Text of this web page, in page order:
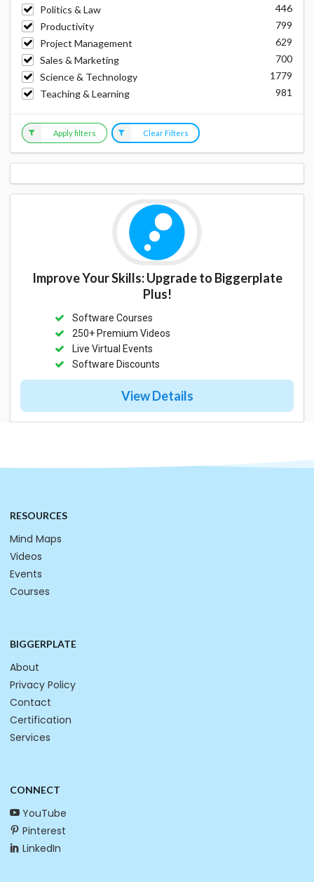
Politics & Law
446
Productivity
799
Project Management
629
Sales & Marketing
700
Science & Technology
1779
Teaching & Learning
981
Apply filters Clear Filters
Improve Your Skills: Upgrade to Biggerplate
Plus!
Software Courses
250+ Premium Videos
Live Virtual Events
Software Discounts
View Details
RESOURCES
Mind Maps
Videos
Events
Courses
BIGGERPLATE
About
Privacy Policy
Contact
Certification
Services
CONNECT
YouTube
Pinterest
LinkedIn